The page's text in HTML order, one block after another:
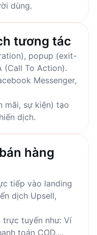
dùng.
tương tác
popup (exit-
(Call To Action).
Messenger,
mãi, sự kiện) tạo
dịch.
hàng
tiếp vào landing
dịch Upsell,
tuyến như: Ví
toán COD,...